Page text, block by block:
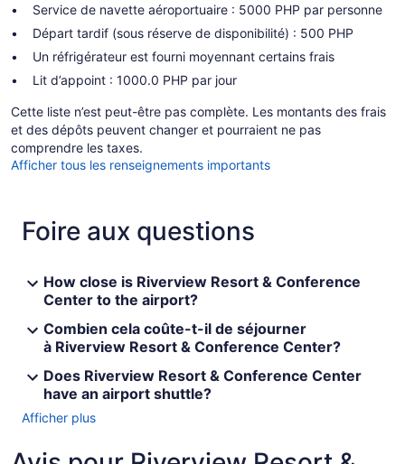
Service de navette aéroportuaire : 5000 PHP par personne
Départ tardif (sous réserve de disponibilité) : 500 PHP
Un réfrigérateur est fourni moyennant certains frais
Lit d’appoint : 1000.0 PHP par jour
Cette liste n’est peut-être pas complète. Les montants des frais
et des dépôts peuvent changer et pourraient ne pas
comprendre les taxes.
Afficher tous les renseignements importants
Foire aux questions
How close is Riverview Resort & Conference
Center to the airport?
Combien cela coûte-t-il de séjourner
à Riverview Resort & Conference Center?
Does Riverview Resort & Conference Center
have an airport shuttle?
Afficher plus